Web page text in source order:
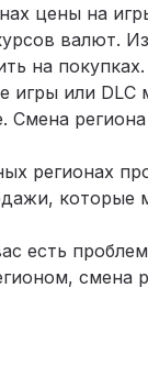
цены на
валют.
на покупках.
игры или DLC
Смена
регионах
которые
есть
смена